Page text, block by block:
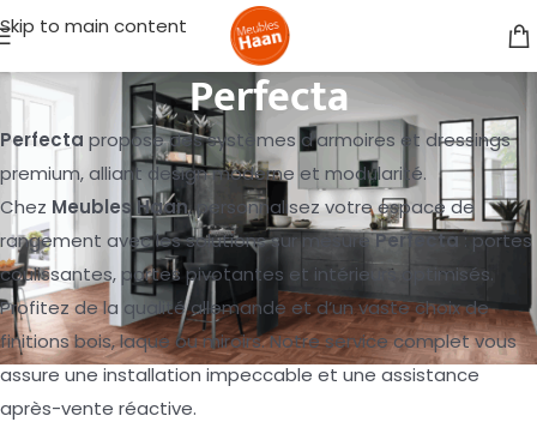
Skip to main content
Perfecta
Perfecta propose des systèmes d’armoires et dressings
premium, alliant design moderne et modularité.
Chez Meubles Haan, personnalisez votre espace de
rangement avec les solutions sur mesurePerfecta: portes
coulissantes, portes pivotantes et intérieurs optimisés.
Profitez de la qualité allemande et d’un vaste choix de
finitions bois, laque ou miroirs. Notre service complet vous
assure une installation impeccable et une assistance
après-vente réactive.